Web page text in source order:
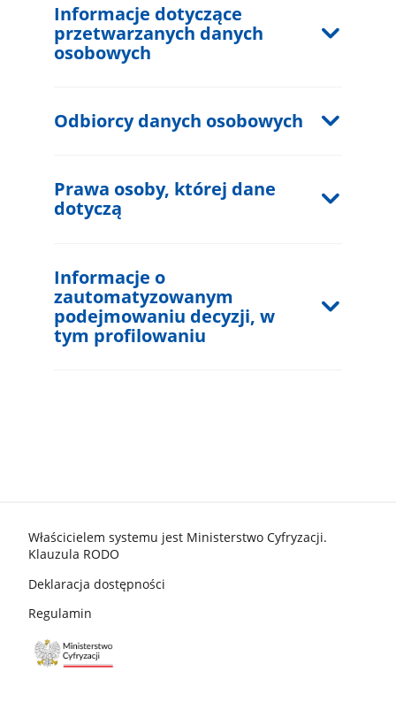
Informacje dotyczące
przetwarzanych danych
osobowych
Odbiorcy danych osobowych
Prawa osoby, której dane
dotyczą
Informacje o
zautomatyzowanym
podejmowaniu decyzji, w
tym profilowaniu
stopka gov.pl
Właścicielem systemu jest Ministerstwo Cyfryzacji.
Klauzula RODO
Deklaracja dostępności
Regulamin